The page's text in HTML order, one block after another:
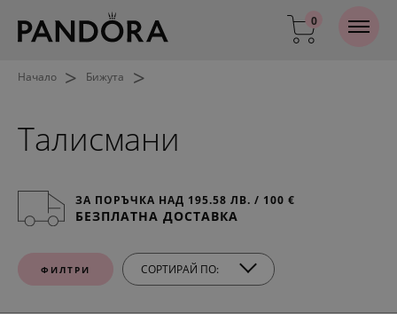
0
Начало > Бижута >
Талисмани
ЗА ПОРЪЧКА НАД 195.58 ЛВ. / 100 €
БЕЗПЛАТНА ДОСТАВКА
ФИЛТРИ СОРТИРАЙ ПО: